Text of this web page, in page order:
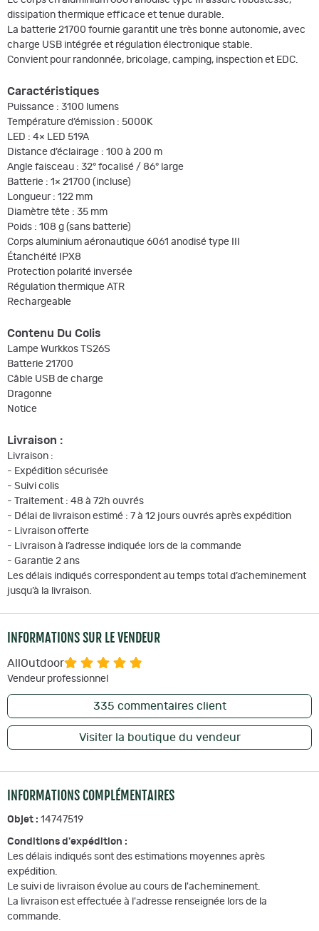
dissipation thermique efficace et tenue durable.
La batterie 21700 fournie garantit une très bonne autonomie, avec
charge USB intégrée et régulation électronique stable.
Convient pour randonnée, bricolage, camping, inspection et EDC.
Caractéristiques
Puissance : 3100 lumens
Température d’émission : 5000K
LED : 4× LED 519A
Distance d’éclairage : 100 à 200 m
Angle faisceau : 32° focalisé / 86° large
Batterie : 1× 21700 (incluse)
Longueur : 122 mm
Diamètre tête : 35 mm
Poids : 108 g (sans batterie)
Corps aluminium aéronautique 6061 anodisé type III
Étanchéité IPX8
Protection polarité inversée
Régulation thermique ATR
Rechargeable
Contenu Du Colis
Lampe Wurkkos TS26S
Batterie 21700
Câble USB de charge
Dragonne
Notice
Livraison :
Livraison :
- Expédition sécurisée
- Suivi colis
- Traitement : 48 à 72h ouvrés
- Délai de livraison estimé : 7 à 12 jours ouvrés après expédition
- Livraison offerte
- Livraison à l’adresse indiquée lors de la commande
- Garantie 2 ans
Les délais indiqués correspondent au temps total d’acheminement
jusqu’à la livraison.
INFORMATIONS SUR LE VENDEUR
AllOutdoor
Vendeur professionnel
335 commentaires client
Visiter la boutique du vendeur
INFORMATIONS COMPLÉMENTAIRES
Objet : 14747519
Conditions d'expédition :
Les délais indiqués sont des estimations moyennes après
expédition.
Le suivi de livraison évolue au cours de l'acheminement.
La livraison est effectuée à l'adresse renseignée lors de la
commande.